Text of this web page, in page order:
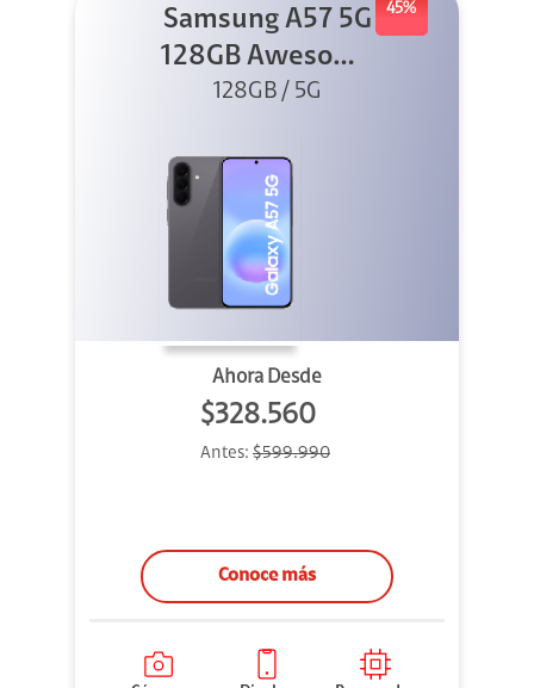
45%
Samsung A57 5G
128GB Awesome
Gray
128GB / 5G
Ahora Desde
$328.560
Antes: $599.990
Conoce más